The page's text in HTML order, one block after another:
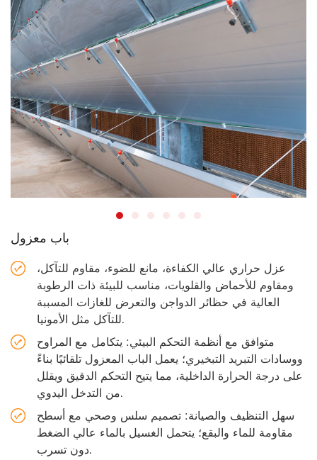
باب معزول
عزل حراري عالي الكفاءة، مانع للضوء، مقاوم للتآكل،
ومقاوم للأحماض والقلويات، مناسب للبيئة ذات الرطوبة
العالية في حظائر الدواجن والتعرض للغازات المسببة
للتآكل مثل الأمونيا.
متوافق مع أنظمة التحكم البيئي: يتكامل مع المراوح
ووسادات التبريد التبخيري؛ يعمل الباب المعزول تلقائيًا بناءً
على درجة الحرارة الداخلية، مما يتيح التحكم الدقيق ويقلل
من التدخل اليدوي.
سهل التنظيف والصيانة: تصميم سلس وصحي مع أسطح
مقاومة للماء والبقع؛ يتحمل الغسيل بالماء عالي الضغط
دون تسرب.